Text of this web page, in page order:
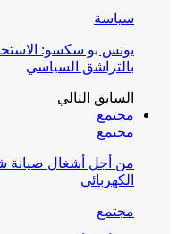
سياسة
يونس بو سكسو:
بالتراشق السياسي
السابق التالي
مجتمع
مجتمع
من أجل أشغال صيانة
الكهربائي
مجتمع